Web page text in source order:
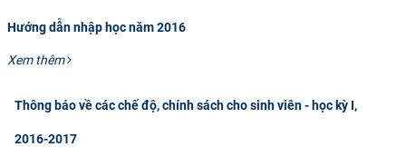
Hướng dẫn nhập học năm 2016
Xem thêm
Thông báo về các chế độ, chính sách cho sinh viên - học kỳ I,
2016-2017